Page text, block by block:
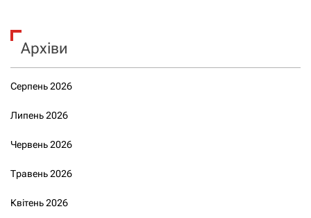
Архіви
Серпень 2026
Липень 2026
Червень 2026
Травень 2026
Квітень 2026